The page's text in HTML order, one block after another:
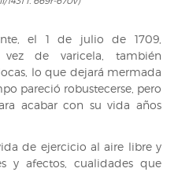
el 1 de julio de 1709,
de varicela, también
lo que dejará mermada
pareció robustecerse, pero
acabar con su vida años
de ejercicio al aire libre y
y afectos, cualidades que